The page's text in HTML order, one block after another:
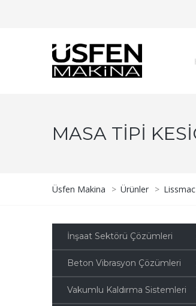
MASA TIPI
Üsfen Makina > Ürünler > Lissmac
İnşaat Sektörü Çözümleri
Beton Vibrasyon Çözümleri
Vakumlu Kaldırma Sistemleri